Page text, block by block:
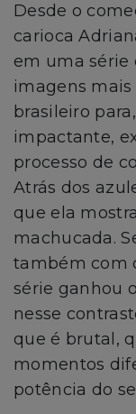
Desde o
carioca
em uma série
imagens
brasileiro
impactante,
processo de
Atrás dos
que ela
machucada.
também com
série ganhou
nesse
que é brutal,
momentos
potência do